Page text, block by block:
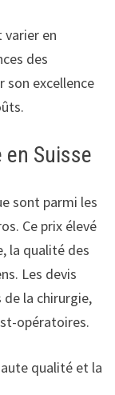
varier en
des
son excellence
en Suisse
sont parmi les
Ce prix élevé
la qualité des
Les devis
la chirurgie,
opératoires.
qualité et la